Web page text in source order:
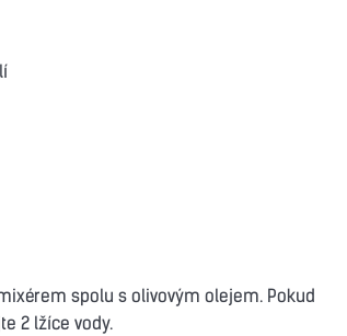
spolu s olivovým olejem. Pokud
2 lžíce vody.